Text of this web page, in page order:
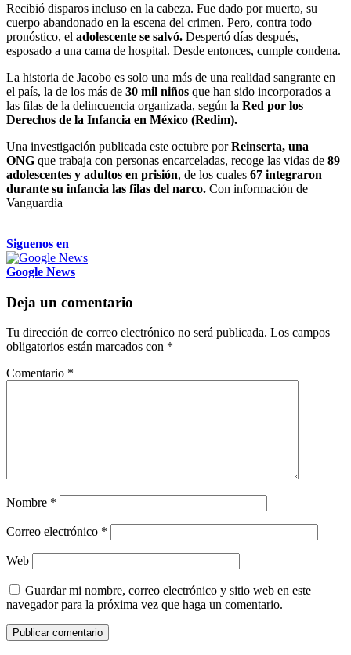
Recibió disparos incluso en la cabeza. Fue dado por muerto, su
cuerpo abandonado en la escena del crimen. Pero, contra todo
pronóstico, el adolescente se salvó. Despertó días después,
esposado a una cama de hospital. Desde entonces, cumple condena.
La historia de Jacobo es solo una más de una realidad sangrante en
el país, la de los más de 30 mil niños que han sido incorporados a
las filas de la delincuencia organizada, según la Red por los
Derechos de la Infancia en México (Redim).
Una investigación publicada este octubre porReinserta, una
ONG que trabaja con personas encarceladas, recoge las vidas de 89
adolescentes y adultos en prisión, de los cuales 67 integraron
durante su infancia las filas del narco. Con información de
Vanguardia
Siguenos en
Google News
Deja un comentario
Tu dirección de correo electrónico no será publicada. Los campos
obligatorios están marcados con *
Comentario *
Nombre *
Correo electrónico *
Web
Guardar mi nombre, correo electrónico y sitio web en este
navegador para la próxima vez que haga un comentario.